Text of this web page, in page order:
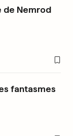
de Nemrod
fantasmes